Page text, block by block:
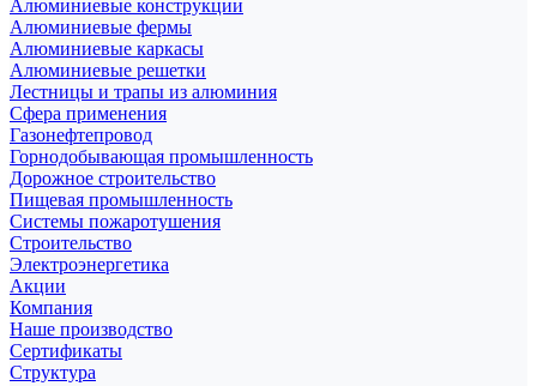
Алюминиевые конструкции
Алюминиевые фермы
Алюминиевые каркасы
Алюминиевые решетки
Лестницы и трапы из алюминия
Сфера применения
Газонефтепровод
Горнодобывающая промышленность
Дорожное строительство
Пищевая промышленность
Системы пожаротушения
Строительство
Электроэнергетика
Акции
Компания
Наше производство
Сертификаты
Структура